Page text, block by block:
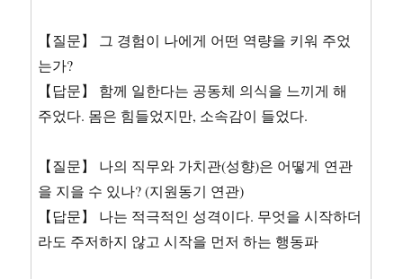
【질문】 그 경험이 나에게 어떤 역량을 키워 주었
는가?
【답문】 함께 일한다는 공동체 의식을 느끼게 해
주었다. 몸은 힘들었지만, 소속감이 들었다.
【질문】 나의 직무와 가치관(성향)은 어떻게 연관
을 지을 수 있나? (지원동기 연관)
【답문】 나는 적극적인 성격이다. 무엇을 시작하더
라도 주저하지 않고 시작을 먼저 하는 행동파